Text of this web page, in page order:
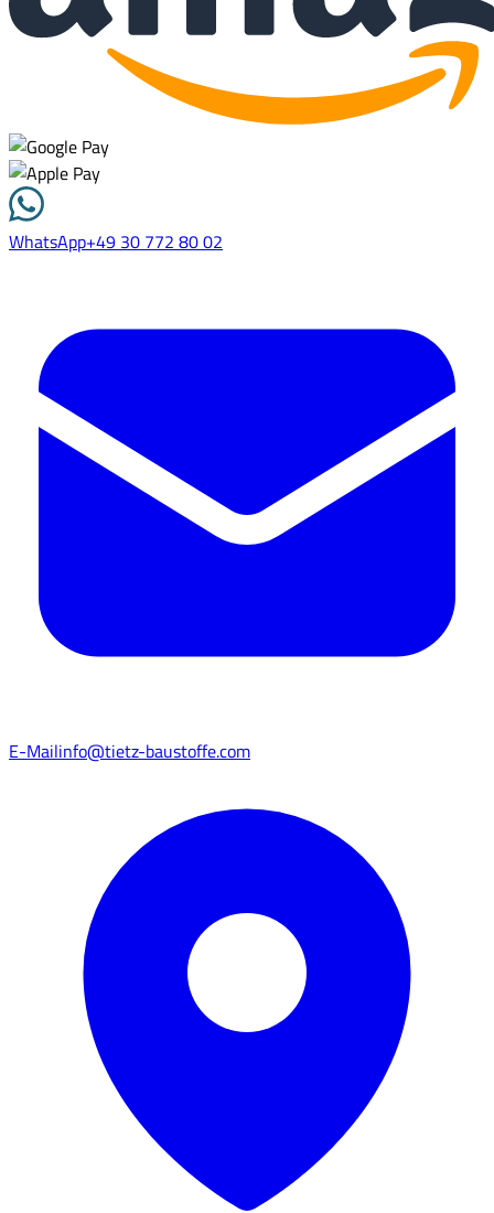
WhatsApp+49 30 772 80 02
E-Mailinfo@tietz-baustoffe.com